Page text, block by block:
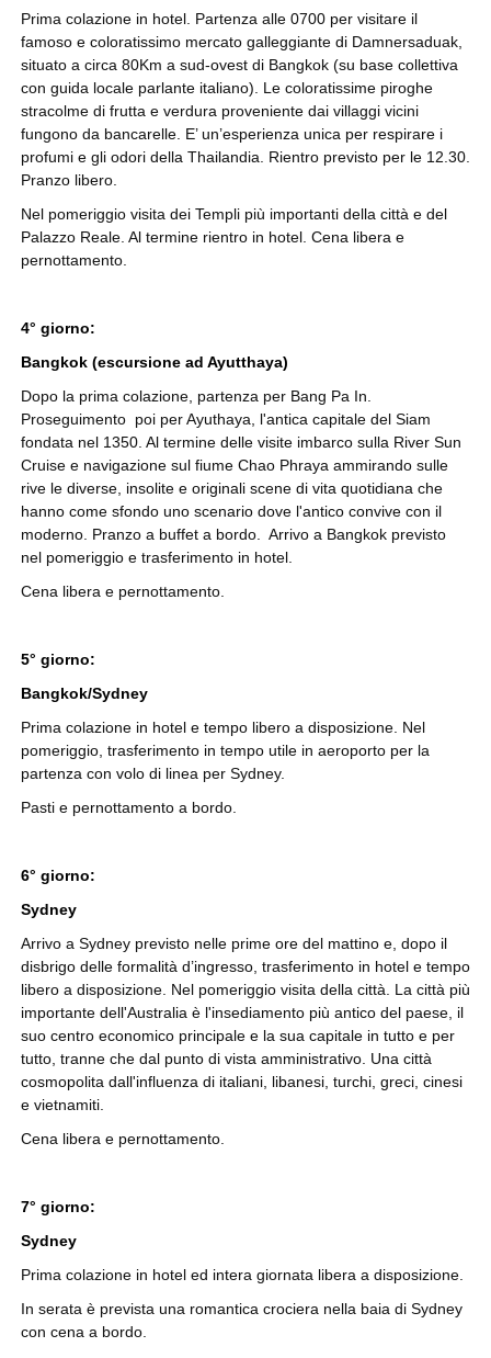
Prima colazione in hotel. Partenza alle 0700 per visitare il
famoso e coloratissimo mercato galleggiante di Damnersaduak,
situato a circa 80Km a sud-ovest di Bangkok (su base collettiva
con guida locale parlante italiano). Le coloratissime piroghe
stracolme di frutta e verdura proveniente dai villaggi vicini
fungono da bancarelle. E’ un’esperienza unica per respirare i
profumi e gli odori della Thailandia. Rientro previsto per le 12.30.
Pranzo libero.
Nel pomeriggio visita dei Templi più importanti della città e del
Palazzo Reale. Al termine rientro in hotel. Cena libera e
pernottamento.
4° giorno:
Bangkok (escursione ad Ayutthaya)
Dopo la prima colazione, partenza per Bang Pa In.
Proseguimento poi per Ayuthaya, l'antica capitale del Siam
fondata nel 1350. Al termine delle visite imbarco sulla River Sun
Cruise e navigazione sul fiume Chao Phraya ammirando sulle
rive le diverse, insolite e originali scene di vita quotidiana che
hanno come sfondo uno scenario dove l'antico convive con il
moderno. Pranzo a buffet a bordo. Arrivo a Bangkok previsto
nel pomeriggio e trasferimento in hotel.
Cena libera e pernottamento.
5° giorno:
Bangkok/Sydney
Prima colazione in hotel e tempo libero a disposizione. Nel
pomeriggio, trasferimento in tempo utile in aeroporto per la
partenza con volo di linea per Sydney.
Pasti e pernottamento a bordo.
6° giorno:
Sydney
Arrivo a Sydney previsto nelle prime ore del mattino e, dopo il
disbrigo delle formalità d’ingresso, trasferimento in hotel e tempo
libero a disposizione. Nel pomeriggio visita della città. La città più
importante dell'Australia è l'insediamento più antico del paese, il
suo centro economico principale e la sua capitale in tutto e per
tutto, tranne che dal punto di vista amministrativo. Una città
cosmopolita dall'influenza di italiani, libanesi, turchi, greci, cinesi
e vietnamiti.
Cena libera e pernottamento.
7° giorno:
Sydney
Prima colazione in hotel ed intera giornata libera a disposizione.
In serata è prevista una romantica crociera nella baia di Sydney
con cena a bordo.